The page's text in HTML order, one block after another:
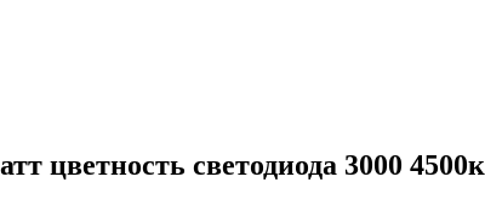
цветность светодиода 3000 4500к